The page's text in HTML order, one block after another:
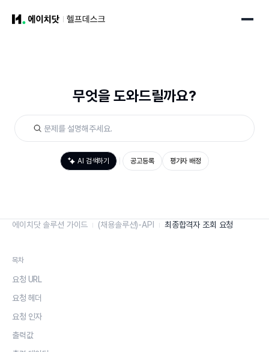
무엇을 도와드릴까요?
AI 검색하기 공고등록 평가자 배정
에이치닷 솔루션 가이드 (채용솔루션)-API 최종합격자 조회 요청
목차
요청 URL
요청 헤더
요청 인자
출력값